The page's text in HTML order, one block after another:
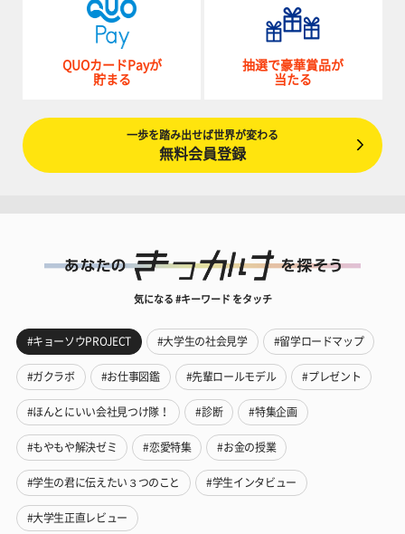
QUOカードPayが
貯まる
抽選で豪華賞品が
当たる
一歩を踏み出せば世界が変わる
無料会員登録
気になる #キーワード をタッチ
#キョーソウPROJECT #大学生の社会見学 #留学ロードマップ
#ガクラボ #お仕事図鑑 #先輩ロールモデル #プレゼント
#ほんとにいい会社見つけ隊！ #診断 #特集企画
#もやもや解決ゼミ #恋愛特集 #お金の授業
#学生の君に伝えたい３つのこと #学生インタビュー
#大学生正直レビュー